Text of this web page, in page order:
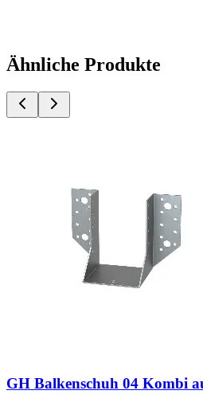
Ähnliche Produkte
GH Balkenschuh 04 Kombi